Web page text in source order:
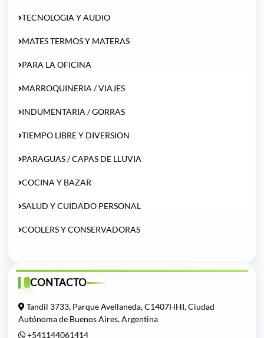
TECNOLOGIA Y AUDIO
MATES TERMOS Y MATERAS
PARA LA OFICINA
MARROQUINERIA / VIAJES
INDUMENTARIA / GORRAS
TIEMPO LIBRE Y DIVERSION
PARAGUAS / CAPAS DE LLUVIA
COCINA Y BAZAR
SALUD Y CUIDADO PERSONAL
COOLERS Y CONSERVADORAS
CONTACTO
Tandil 3733, Parque Avellaneda, C1407HHI, Ciudad
Autónoma de Buenos Aires, Argentina
+541144061414